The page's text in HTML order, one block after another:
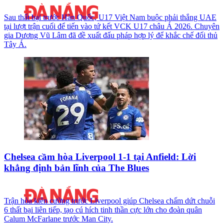
Sau thất bại trước Hàn Quốc, U17 Việt Nam buộc phải thắng UAE
tại lượt trận cuối để tiến vào tứ kết VCK U17 châu Á 2026. Chuyên
gia Dương Vũ Lâm đã đề xuất đấu pháp hợp lý để khắc chế đối thủ
Tây Á.
Chelsea cầm hòa Liverpool 1-1 tại Anfield: Lời
khẳng định bản lĩnh của The Blues
Trận hòa kiên cường trước Liverpool giúp Chelsea chấm dứt chuỗi
6 thất bại liên tiếp, tạo cú hích tinh thần cực lớn cho đoàn quân
Calum McFarlane trước Man City.